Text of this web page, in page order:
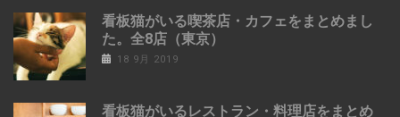
看板猫がいる喫茶店・カフェをまとめまし
た。全8店（東京）
18 9月 2019
看板猫がいるレストラン・料理店をまとめ